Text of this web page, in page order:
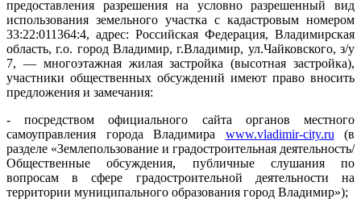
предоставления разрешения на условно разрешенный вид
использования земельного участка с кадастровым номером
33:22:011364:4, адрес: Российская Федерация, Владимирская
область, г.о. город Владимир, г.Владимир, ул.Чайковского, з/у
7, — многоэтажная жилая застройка (высотная застройка),
участники общественных обсуждений имеют право вносить
предложения и замечания:
- посредством официального сайта органов местного
самоуправления города Владимира www.vladimir-city.ru (в
разделе «Землепользование и градостроительная деятельность/
Общественные обсуждения, публичные слушания по
вопросам в сфере градостроительной деятельности на
территории муниципального образования город Владимир»);